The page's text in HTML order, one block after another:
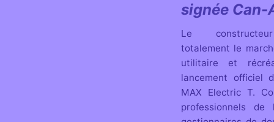
signée Can-
Le
totalement le
utilitaire et
lancement officiel
MAX Electric T.
professionnels